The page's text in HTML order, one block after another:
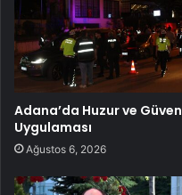
Adana’da Huzur ve Güven
Uygulaması
Ağustos 6, 2026